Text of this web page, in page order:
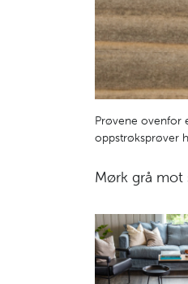
Prøvene ovenfor
oppstrøksprøver
Mørk grå mot